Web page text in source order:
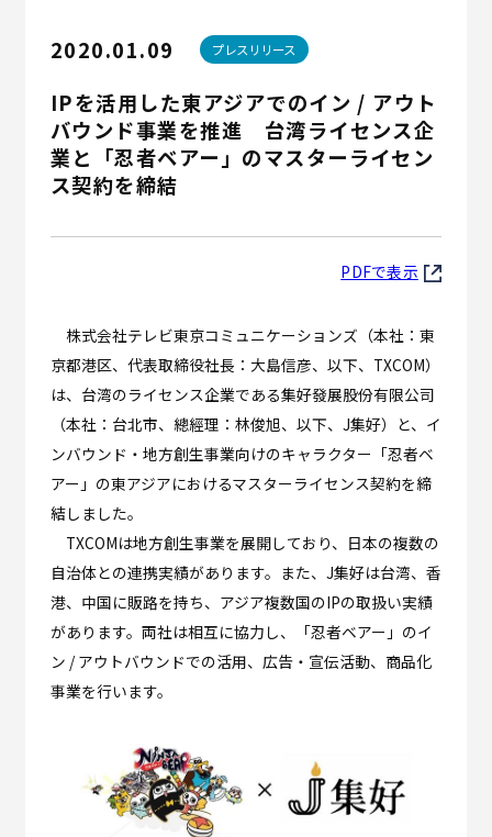
2020.01.09 プレスリリース
IPを活用した東アジアでのイン / アウト
バウンド事業を推進 台湾ライセンス企
業と「忍者ベアー」のマスターライセン
ス契約を締結
PDFで表示
株式会社テレビ東京コミュニケーションズ（本社：東
京都港区、代表取締役社長：大島信彦、以下、TXCOM）
は、台湾のライセンス企業である集好發展股份有限公司
（本社：台北市、總經理：林俊旭、以下、J集好）と、イ
ンバウンド・地方創生事業向けのキャラクター「忍者ベ
アー」の東アジアにおけるマスターライセンス契約を締
結しました。
TXCOMは地方創生事業を展開しており、日本の複数の
自治体との連携実績があります。また、J集好は台湾、香
港、中国に販路を持ち、アジア複数国のIPの取扱い実績
があります。両社は相互に協力し、「忍者ベアー」のイ
ン / アウトバウンドでの活用、広告・宣伝活動、商品化
事業を行います。